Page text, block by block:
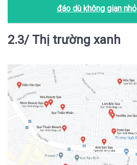
đáo dù không gian nhỏ
2.3/ Thị trường xanh